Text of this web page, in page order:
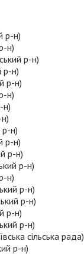
р-н)
н)
р-н)
р-н)
р-н)
н)
н)
р-н)
р-н)
р-н)
р-н)
н)
р-н)
р-н)
р-н)
р-н)
сільська рада)
р-н)